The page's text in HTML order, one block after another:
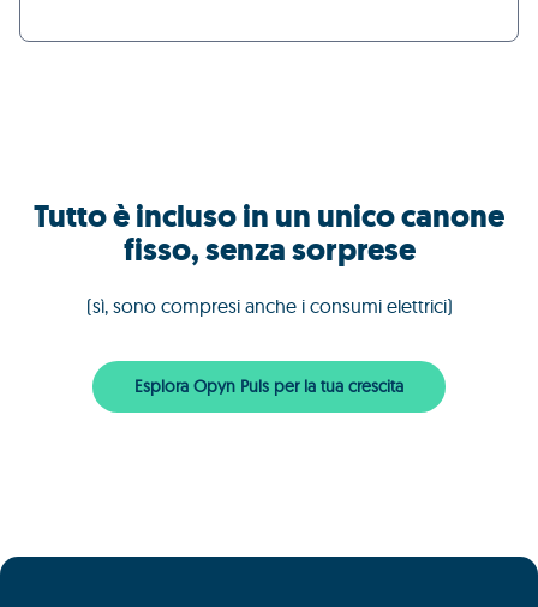
Tutto è incluso in un unico canone
fisso, senza sorprese
(sì, sono compresi anche i consumi elettrici)
Esplora Opyn Puls per la tua crescita